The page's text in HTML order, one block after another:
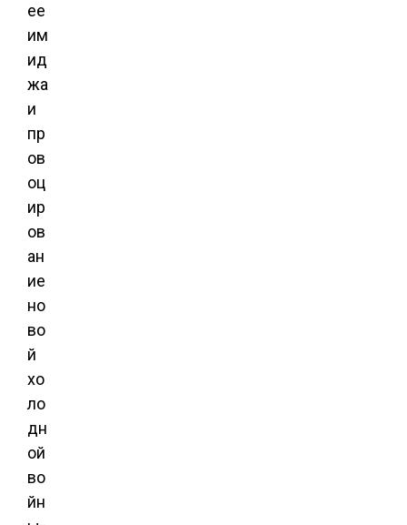
ее
им
ид
жа
и
пр
ов
оц
ир
ов
ан
ие
но
во
й
хо
ло
дн
ой
во
йн